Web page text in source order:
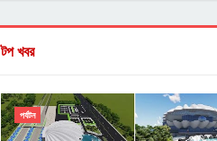
টপ খবর
পর্যটন